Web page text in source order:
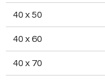
40 x 50
40 x 60
40 x 70